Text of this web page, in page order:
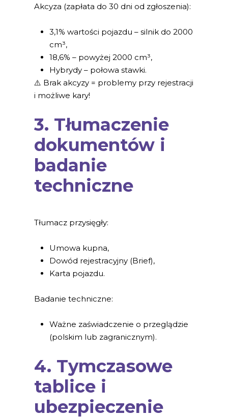
Akcyza (zapłata do 30 dni od zgłoszenia):
3,1% wartości pojazdu – silnik do 2000
cm³,
18,6% – powyżej 2000 cm³,
Hybrydy – połowa stawki.
⚠️ Brak akcyzy = problemy przy rejestracji
i możliwe kary!
3. Tłumaczenie
dokumentów i
badanie
techniczne
Tłumacz przysięgły:
Umowa kupna,
Dowód rejestracyjny (Brief),
Karta pojazdu.
Badanie techniczne:
Ważne zaświadczenie o przeglądzie
(polskim lub zagranicznym).
4. Tymczasowe
tablice i
ubezpieczenie